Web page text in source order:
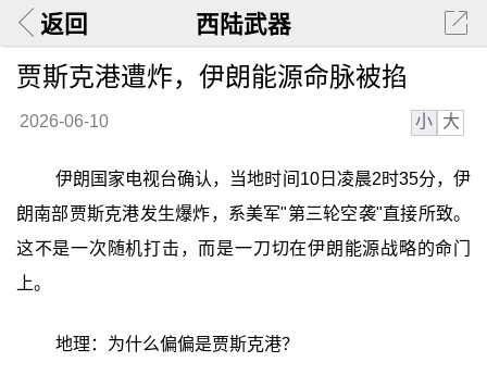
返回 西陆武器
贾斯克港遭炸，伊朗能源命脉被掐
2026-06-10 小 大
伊朗国家电视台确认，当地时间10日凌晨2时35分，伊
朗南部贾斯克港发生爆炸，系美军"第三轮空袭"直接所致。
这不是一次随机打击，而是一刀切在伊朗能源战略的命门
上。
地理：为什么偏偏是贾斯克港？